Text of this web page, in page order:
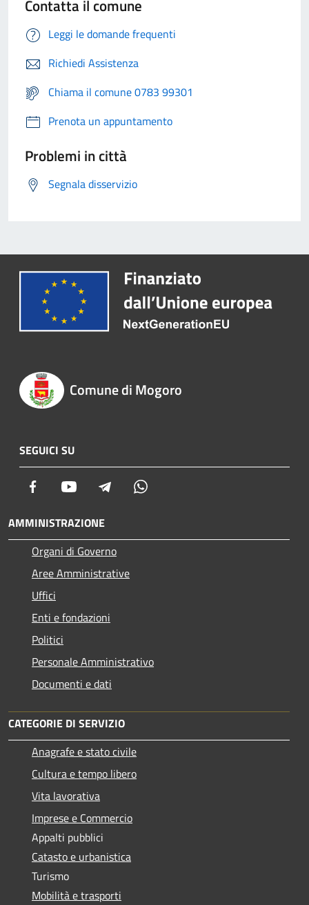
Contatta il comune
Leggi le domande frequenti
Richiedi Assistenza
Chiama il comune 0783 99301
Prenota un appuntamento
Problemi in città
Segnala disservizio
Comune di Mogoro
SEGUICI SU
Facebook Youtube Telegram
AMMINISTRAZIONE
Organi di Governo
Aree Amministrative
Uffici
Enti e fondazioni
Politici
Personale Amministrativo
Documenti e dati
CATEGORIE DI SERVIZIO
Anagrafe e stato civile
Cultura e tempo libero
Vita lavorativa
Imprese e Commercio
Appalti pubblici
Catasto e urbanistica
Turismo
Mobilità e trasporti